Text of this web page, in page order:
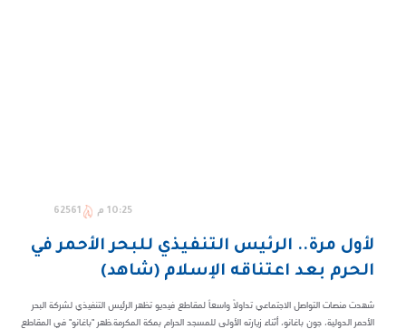
10:25 م 62561
لأول مرة.. الرئيس التنفيذي للبحر الأحمر في
الحرم بعد اعتناقه الإسلام (شاهد)
شهدت منصات التواصل الاجتماعي تداولاً واسعاً لمقاطع فيديو تظهر الرئيس التنفيذي لشركة البحر
الأحمر الدولية، جون باغانو، أثناء زيارته الأولى للمسجد الحرام بمكة المكرمة.ظهر "باغانو" في المقاطع